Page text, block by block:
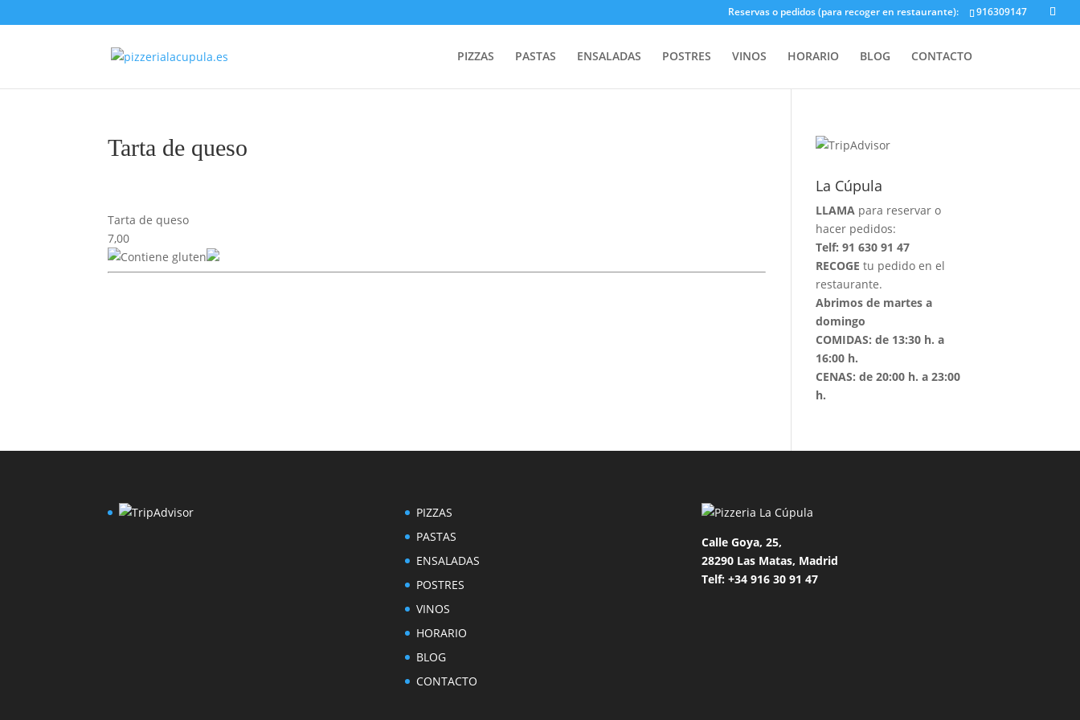
Reservas o pedidos (para recoger en restaurante): 916309147
PIZZAS PASTAS ENSALADAS POSTRES VINOS HORARIO BLOG CONTACTO
Tarta de queso
Tarta de queso
7,00
La Cúpula
LLAMA para reservar o
hacer pedidos:
Telf: 91 630 91 47
RECOGEtu pedido en el
restaurante.
Abrimos de martes a
domingo
COMIDAS: de 13:30 h. a
16:00 h.
CENAS: de 20:00 h. a 23:00
h.
PIZZAS
PASTAS
ENSALADAS
POSTRES
VINOS
HORARIO
BLOG
CONTACTO
Calle Goya, 25,
28290 Las Matas, Madrid
Telf: +34 916 30 91 47